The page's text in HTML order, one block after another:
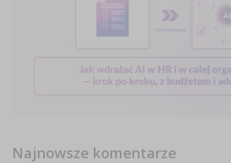
Najnowsze komentarze